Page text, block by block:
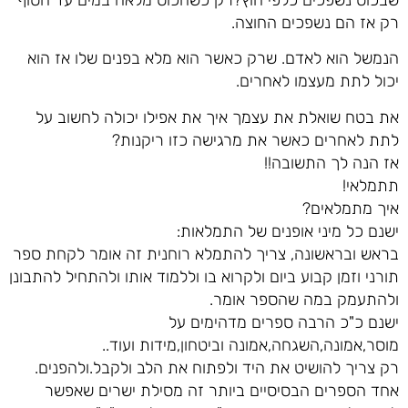
רק אז הם נשפכים החוצה.
הנמשל הוא לאדם. שרק כאשר הוא מלא בפנים שלו אז הוא
יכול לתת מעצמו לאחרים.
את בטח שואלת את עצמך איך את אפילו יכולה לחשוב על
לתת לאחרים כאשר את מרגישה כזו ריקנות?
אז הנה לך התשובה!!
תתמלאי!
איך מתמלאים?
ישנם כל מיני אופנים של התמלאות:
בראש ובראשונה, צריך להתמלא רוחנית זה אומר לקחת ספר
תורני וזמן קבוע ביום ולקרוא בו וללמוד אותו ולהתחיל להתבונן
ולהתעמק במה שהספר אומר.
ישנם כ"כ הרבה ספרים מדהימים על
מוסר,אמונה,השגחה,אמונה וביטחון,מידות ועוד..
רק צריך להושיט את היד ולפתוח את הלב ולקבל.ולהפנים.
אחד הספרים הבסיסיים ביותר זה מסילת ישרים שאפשר